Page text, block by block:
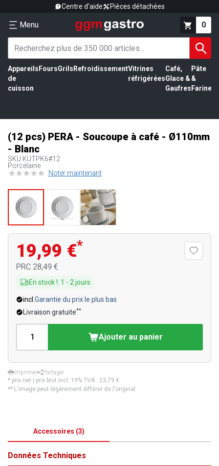
Centre d'aide Pièces détachées
Menu 0
Appareils
de
cuisson
FoursGrils RefroidissementVitrines
réfrigérées
Café,
Glace &
Gaufres
Pâte
&
Farine
(12 pcs) PERA - Soucoupe à café - Ø110mm
- Blanc
SKU KUTPK6#12
Porcelaine
Noter maintenant
19,99 €*
PRC 28,49 €
En stock !: 1 - 2 jours
incl. Garantie du prix le plus bas
Livraison gratuite**
Ajouter au panier
Imprimer
Partager
* prix net | prix brut incl. 19% TVA : 23,79 €
** L'image peut légèrement différer de l'original.
Accessoires (3)
Données Techniques